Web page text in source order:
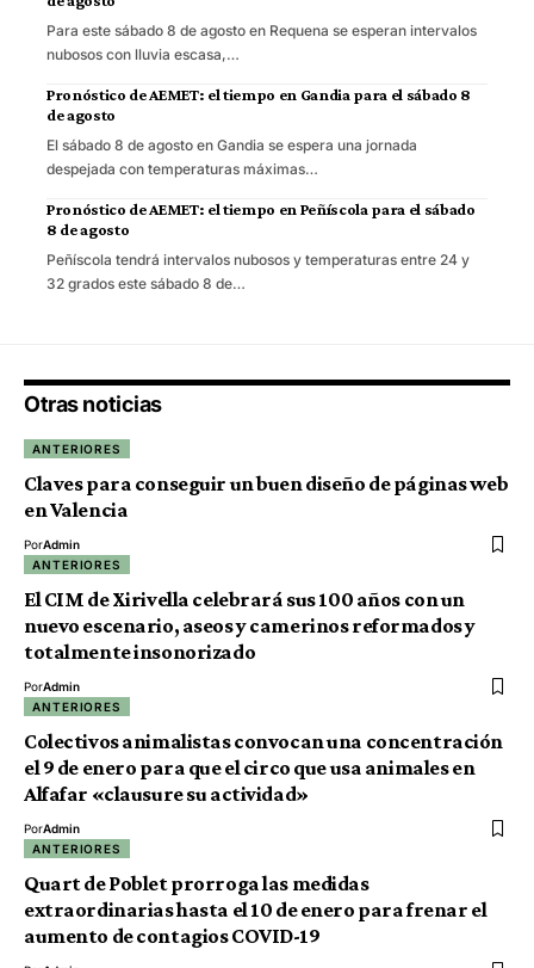
Para este sábado 8 de agosto en Requena se esperan intervalos
nubosos con lluvia escasa,…
Pronóstico de AEMET: el tiempo en Gandia para el sábado 8
de agosto
El sábado 8 de agosto en Gandia se espera una jornada
despejada con temperaturas máximas…
Pronóstico de AEMET: el tiempo en Peñíscola para el sábado
8 de agosto
Peñíscola tendrá intervalos nubosos y temperaturas entre 24 y
32 grados este sábado 8 de…
Otras noticias
ANTERIORES
Claves para conseguir un buen diseño de páginas web
en Valencia
PorAdmin
ANTERIORES
El CIM de Xirivella celebrará sus 100 años con un
nuevo escenario, aseos y camerinos reformados y
totalmente insonorizado
PorAdmin
ANTERIORES
Colectivos animalistas convocan una concentración
el 9 de enero para que el circo que usa animales en
Alfafar «clausure su actividad»
PorAdmin
ANTERIORES
Quart de Poblet prorroga las medidas
extraordinarias hasta el 10 de enero para frenar el
aumento de contagios COVID-19